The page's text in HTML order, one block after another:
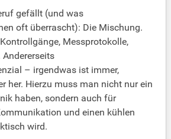
gefällt (und was
oft überrascht): Die Mischung.
Messprotokolle,
– irgendwas ist immer,
her. Hierzu muss man nicht nur ein
haben, sondern auch für
und einen kühlen
wird.